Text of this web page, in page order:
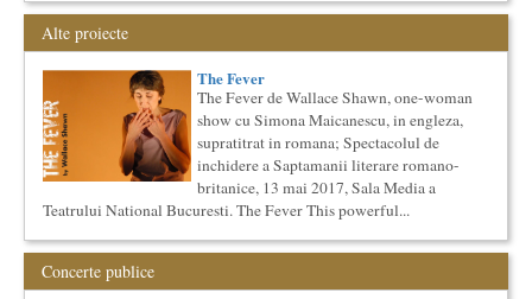
Precizari legate de formatul de predare a cursurilor de
Cultura universala
Am primit multe intrebari legate de felul in care se desfasoara
aceste cursuri de Cultura Universala - multi si le imagineaza...
Cursul de Filosofie generala (anul II)
Societatea Muzicala organizeaza un curs de Filosofie
Generala, de nivel academic, cu durata de doi ani (4 semestre),
impreuna...
Imaginary Beyond Reality
Expozitie de arta fotografica
Expozitie de arta fotografica
Spatiu: neoBhoema Art & Social Lab, Palatul Universul,
Alte proiecte
The Fever
The Fever de Wallace Shawn, one-woman
show cu Simona Maicanescu, in engleza,
supratitrat in romana; Spectacolul de
inchidere a Saptamanii literare romano-
britanice, 13 mai 2017, Sala Media a
Teatrului National Bucuresti. The Fever This powerful...
Concerte publice